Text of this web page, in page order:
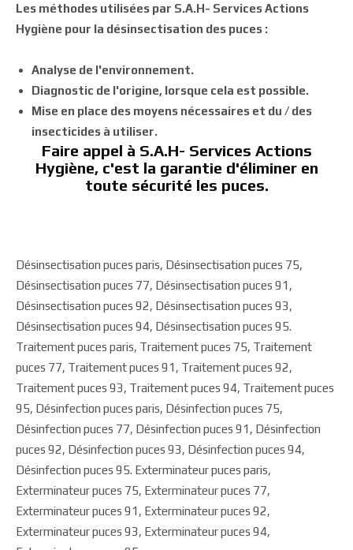
Les méthodes utilisées par S.A.H- Services Actions
Hygiène pour la désinsectisation des puces :
Analyse de l'environnement.
Diagnostic de l'origine, lorsque cela est possible.
Mise en place des moyens nécessaires et du / des
insecticides à utiliser.
Faire appel à S.A.H- Services Actions
Hygiène, c'est la garantie d'éliminer en
toute sécurité les puces.
Désinsectisation puces paris, Désinsectisation puces 75,
Désinsectisation puces 77, Désinsectisation puces 91,
Désinsectisation puces 92, Désinsectisation puces 93,
Désinsectisation puces 94, Désinsectisation puces 95.
Traitement puces paris, Traitement puces 75, Traitement
puces 77, Traitement puces 91, Traitement puces 92,
Traitement puces 93, Traitement puces 94, Traitement puces
95, Désinfection puces paris, Désinfection puces 75,
Désinfection puces 77, Désinfection puces 91, Désinfection
puces 92, Désinfection puces 93, Désinfection puces 94,
Désinfection puces 95. Exterminateur puces paris,
Exterminateur puces 75, Exterminateur puces 77,
Exterminateur puces 91, Exterminateur puces 92,
Exterminateur puces 93, Exterminateur puces 94,